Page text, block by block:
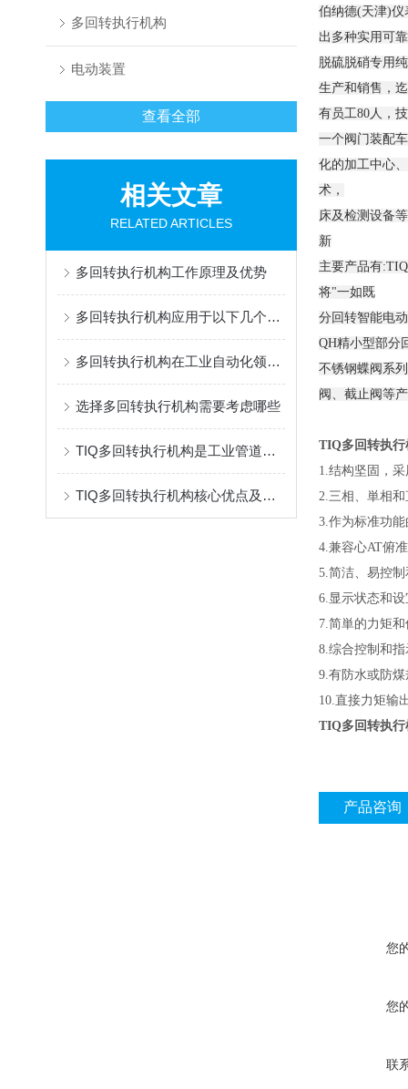
多回转执行机构
电动装置
查看全部
相关文章
RELATED ARTICLES
多回转执行机构工作原理及优势
多回转执行机构应用于以下几个领域
多回转执行机构在工业自动化领域有着广泛的应用
选择多回转执行机构需要考虑哪些
TIQ多回转执行机构是工业管道自动化控制的核心部件
TIQ多回转执行机构核心优点及应用
伯纳德(天津)仪
出多种实用可
脱硫脱硝专用
生产和销售，
有员工80人，
一个阀门装配
化的加工中心
术，
床及检测设备
新
主要产品有
将"一如既
分回转智能电
QH精小型部分
不锈钢蝶阀系
阀、截止阀等
TIQ多回转执行
1.结构坚固，
2.三相、単相
3.作为标准功
4.兼容心AT俯
5.简洁、易控
6.显示状态和
7.简単的力矩
8.综合控制和
9.有防水或防
10.直接力矩输
TIQ多回转执行
产品咨询
您
您
联